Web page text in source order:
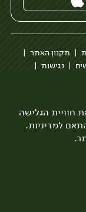
חוויית הגלישה
למדיניות.
תקנון האתר
נגישות
פיתוח:Quatro